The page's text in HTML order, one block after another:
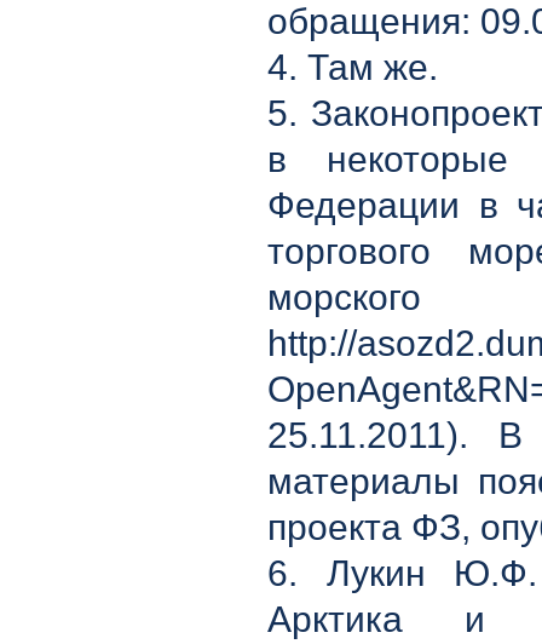
обращения:
4. Там же.
5.
в некоторые
Федерации в
торгового
http://
25.11.2011). В
материалы
проекта ФЗ,
6. Лукин Ю.Ф.
Арктика